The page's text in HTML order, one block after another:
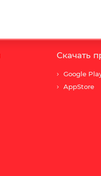
Скачать
Google
AppStore